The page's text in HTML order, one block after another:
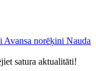
Avansa norēķini Nauda
satura aktualitāti!